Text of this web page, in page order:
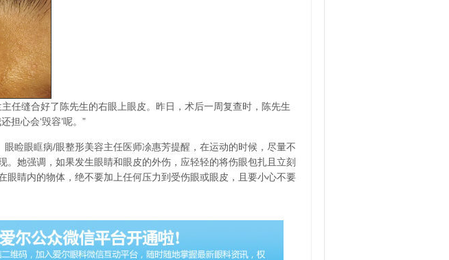
任缝合好了陈先生的右眼上眼皮。昨日，术后一周复查时，陈先生
担心会‘毁容’呢。”
睑眼眶病/眼整形美容主任医师凃惠芳提醒，在运动的时候，尽量不
。她强调，如果发生眼睛和眼皮的外伤，应轻轻的将伤眼包扎且立刻
眼睛内的物体，绝不要加上任何压力到受伤眼或眼皮，且要小心不要